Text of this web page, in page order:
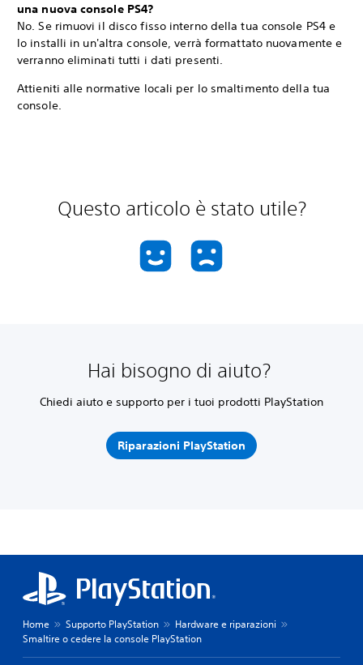
una nuova console PS4?
No. Se rimuovi il disco fisso interno della tua console PS4 e
lo installi in un'altra console, verrà formattato nuovamente e
verranno eliminati tutti i dati presenti.
Attieniti alle normative locali per lo smaltimento della tua
console.
Questo articolo è stato utile?
Hai bisogno di aiuto?
Chiedi aiuto e supporto per i tuoi prodotti PlayStation
Riparazioni PlayStation
Home Supporto PlayStation
Hardware e riparazioni
Smaltire o cedere la console PlayStation